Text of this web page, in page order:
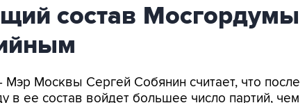
состав Мосгордумы
Мэр Москвы Сергей Собянин считает, что после
в ее состав войдет большее число партий, чем